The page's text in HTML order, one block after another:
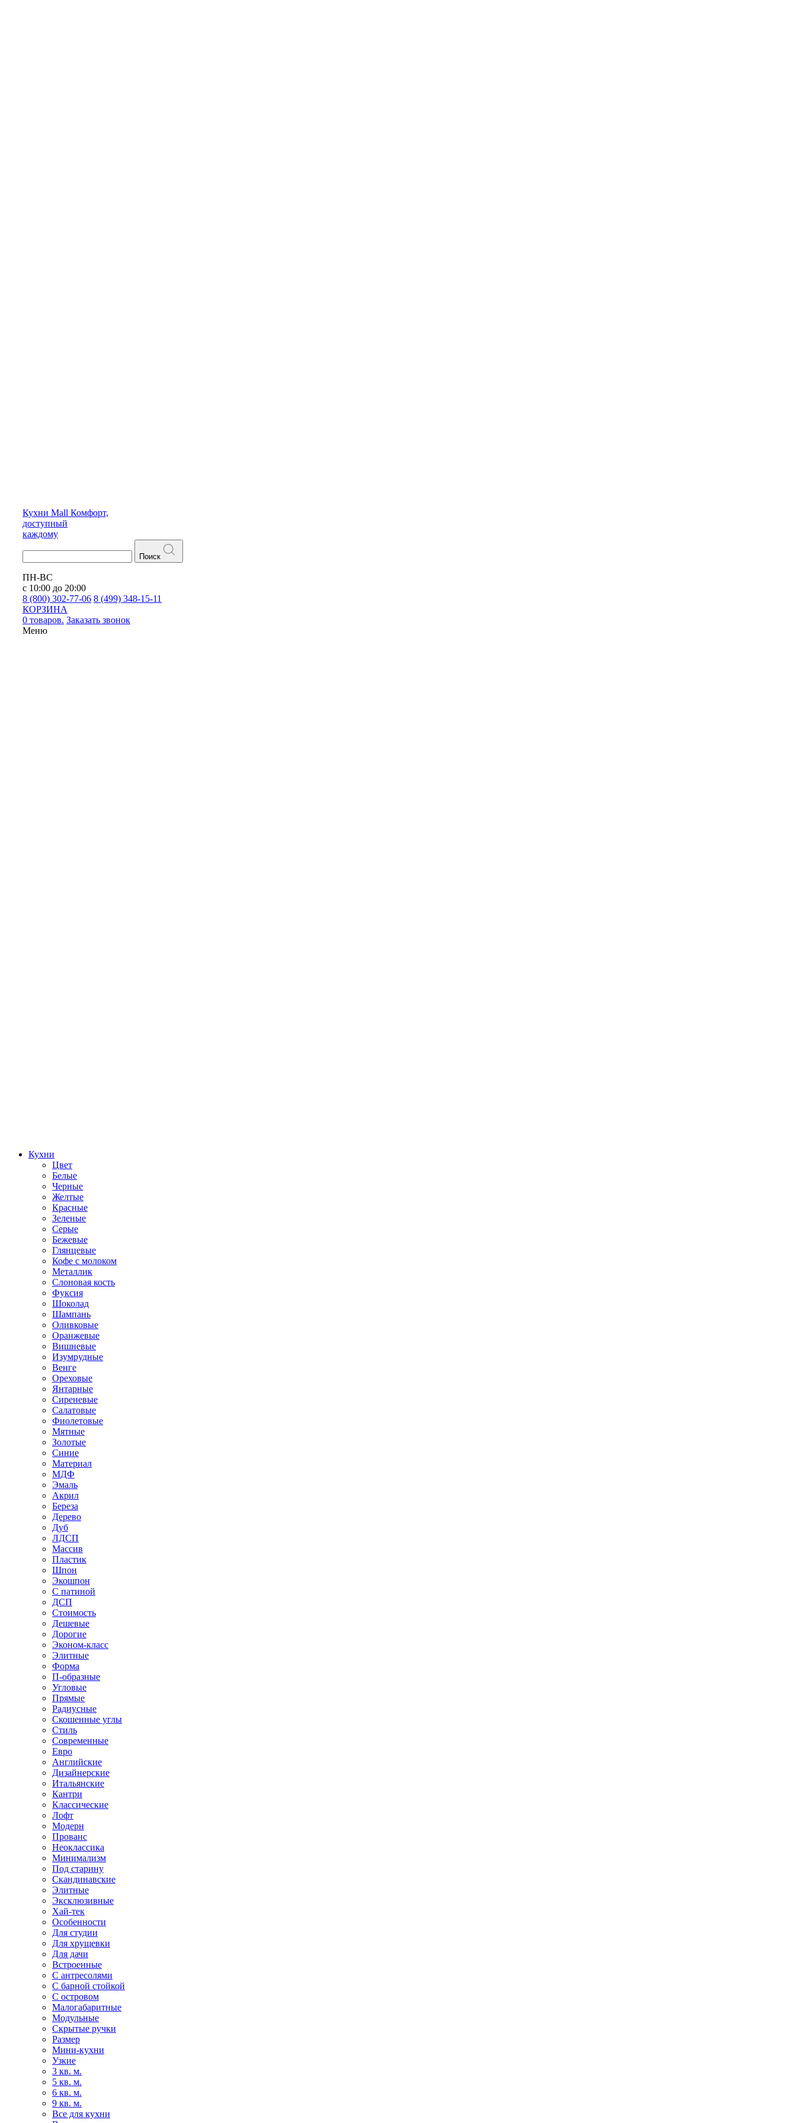
Кухни Mall Комфорт,
доступный
каждому
Поиск
ПН-ВС
с 10:00 до 20:00
8 (800) 302-77-06 8 (499) 348-15-11
КОРЗИНА
0 товаров. Заказать звонок
Меню
Кухни
Цвет
Белые
Черные
Желтые
Красные
Зеленые
Серые
Бежевые
Глянцевые
Кофе с молоком
Металлик
Слоновая кость
Фуксия
Шоколад
Шампань
Оливковые
Оранжевые
Вишневые
Изумрудные
Венге
Ореховые
Янтарные
Сиреневые
Салатовые
Фиолетовые
Мятные
Золотые
Синие
Материал
МДФ
Эмаль
Акрил
Береза
Дерево
Дуб
ЛДСП
Массив
Пластик
Шпон
Экошпон
С патиной
ДСП
Стоимость
Дешевые
Дорогие
Эконом-класс
Элитные
Форма
П-образные
Угловые
Прямые
Радиусные
Скошенные углы
Стиль
Современные
Евро
Английские
Дизайнерские
Итальянские
Кантри
Классические
Лофт
Модерн
Прованс
Неоклассика
Минимализм
Под старину
Скандинавские
Элитные
Эксклюзивные
Хай-тек
Особенности
Для студии
Для хрущевки
Для дачи
Встроенные
С антресолями
С барной стойкой
С островом
Малогабаритные
Модульные
Скрытые ручки
Размер
Мини-кухни
Узкие
3 кв. м.
5 кв. м.
6 кв. м.
9 кв. м.
Все для кухни